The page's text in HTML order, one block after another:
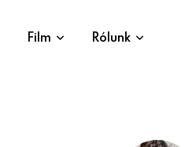
Film Rólunk